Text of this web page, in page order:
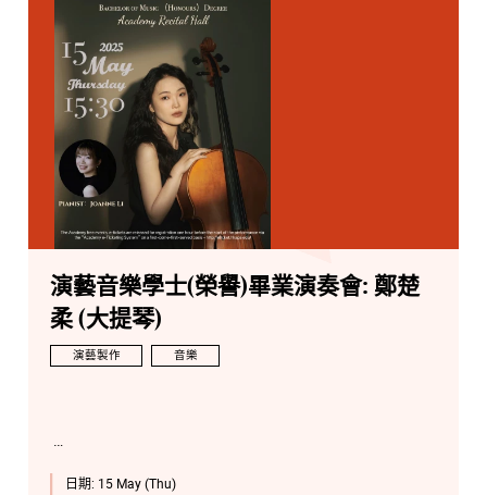
演藝音樂學士(榮譽)畢業演奏會: 鄭楚
柔 (大提琴)
演藝製作 音樂
日期: 15 May (Thu)